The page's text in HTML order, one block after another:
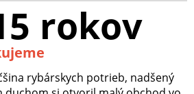
rokov
rybárskych potrieb, nadšený